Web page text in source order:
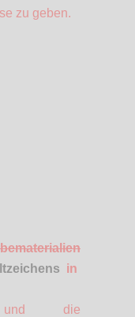
zu geben.
in
und die